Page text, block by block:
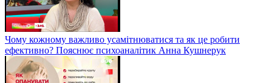
Чому кожному важливо усамітнюватися та як це робити
ефективно? Пояснює психоаналітик Анна Кушнерук